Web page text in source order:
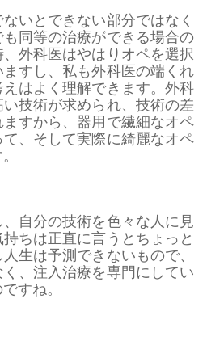
いとできない部分ではなく
同等の治療ができる場合の
外科医はやはりオペを選択
すし、私も外科医の端くれ
はよく理解できます。外科
技術が求められ、技術の差
すから、器用で繊細なオペ
、そして実際に綺麗なオペ
自分の技術を色々な人に見
ちは正直に言うとちょっと
生は予測できないもので、
、注入治療を専門にしてい
すね。